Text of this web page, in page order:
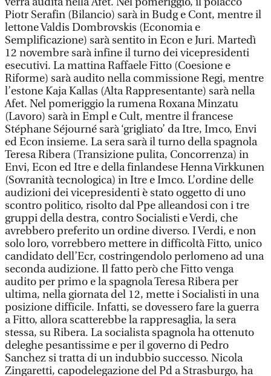
Piotr Serafin (Bilancio) sarà in Budg e Cont, mentre il
lettone Valdis Dombrovskis (Economia e
Semplificazione) sarà sentito in Econ e Juri. Martedì
12 novembre sarà infine il turno dei vicepresidenti
esecutivi. La mattina Raffaele Fitto (Coesione e
Riforme) sarà audito nella commissione Regi, mentre
l’estone Kaja Kallas (Alta Rappresentante) sarà nella
Afet. Nel pomeriggio la rumena Roxana Minzatu
(Lavoro) sarà in Empl e Cult, mentre il francese
Stéphane Séjourné sarà ‘grigliato’ da Itre, Imco, Envi
ed Econ insieme. La sera sarà il turno della spagnola
Teresa Ribera (Transizione pulita, Concorrenza) in
Envi, Econ ed Itre e della finlandese Henna Virkkunen
(Sovranità tecnologica) in Itre e Imco. L’ordine delle
audizioni dei vicepresidenti è stato oggetto di uno
scontro politico, risolto dal Ppe alleandosi con i tre
gruppi della destra, contro Socialisti e Verdi, che
avrebbero preferito un ordine diverso. I Verdi, e non
solo loro, vorrebbero mettere in difficoltà Fitto, unico
candidato dell’Ecr, costringendolo perlomeno ad una
seconda audizione. Il fatto però che Fitto venga
audito per primo e la spagnola Teresa Ribera per
ultima, nella giornata del 12, mette i Socialisti in una
posizione difficile. Infatti, se dovessero fare la guerra
a Fitto, allora scatterebbe la rappresaglia, la sera
stessa, su Ribera. La socialista spagnola ha ottenuto
deleghe pesantissime e per il governo di Pedro
Sanchez si tratta di un indubbio successo. Nicola
Zingaretti, capodelegazione del Pd a Strasburgo, ha